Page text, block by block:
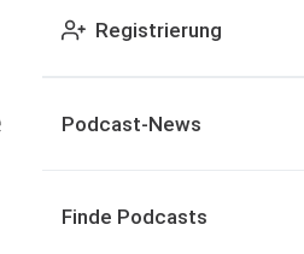
Registrierung
Podcast-News
Finde Podcasts